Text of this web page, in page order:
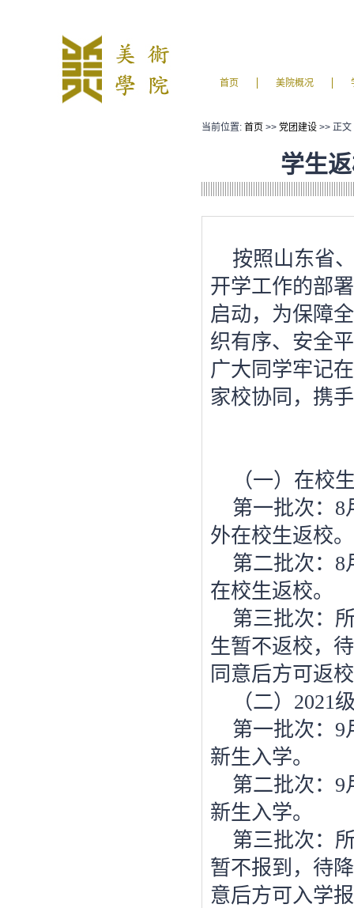
首页 美院概况
当前位置: 首页 >> 党团建设 >> 正文
学生
按照山东省
开学工作的部
启动，为保障
织有序、安全
广大同学牢记
家校协同，携
（一）在校
第一批次： 8
外在校生返校。
第二批次： 8
在校生返校。
第三批次：
生暂不返校，
同意后方可返
（二） 2021
第一批次： 9
新生入学。
第二批次： 9
新生入学。
第三批次：
暂不报到，待
意后方可入学